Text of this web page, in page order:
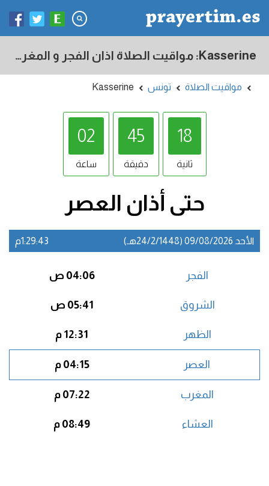
Kasserine: مواقيت الصلاة اذان الفجر و المغرب في اليوم - تونس
مواقيت الصلاة تونس Kasserine
02
ساعة
45
دقيقة
17
ثانية
حتى أذان العصر
الأحد 09/08/2026 (24/2/1448هـ) 1:29:43م
الفجر 04:06 ص
الشروق 05:41 ص
الظهر 12:31 م
العصر 04:15 م
المغرب 07:22 م
العشاء 08:49 م